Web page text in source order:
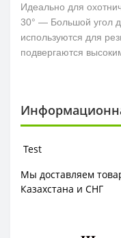
Идеально для
30° — Большой угол
используются для
подвергаются
Test
Мы доставляем
Казахстана и СНГ